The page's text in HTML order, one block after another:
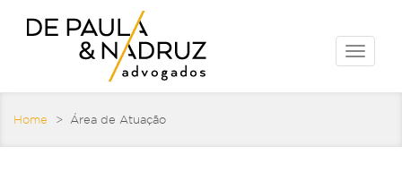
Toggle
Home > Área de Atuação